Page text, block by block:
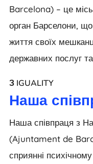
Barcelona) – це
орган Барселони,
життя своїх
державних послуг та
З IGUALITY
Наша
Наша співпраця з
(Ajuntament de
сприянні